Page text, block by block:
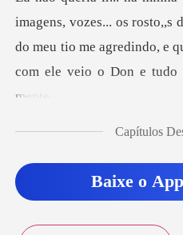
Histórico
rosto,,s
do meu tio me agredindo, e
me
Capítulos
Baixe o